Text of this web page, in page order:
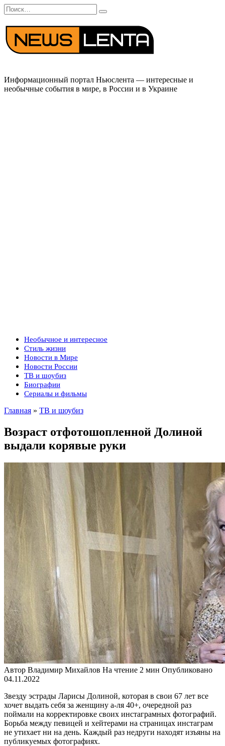
Перейти
к
содержанию
Search
for:
Информационный портал Ньюслента — интересные и
необычные события в мире, в России и в Украине
Необычное и интересное
Стиль жизни
Новости в Мире
Новости России
ТВ и шоубиз
Биографии
Сериалы и фильмы
Главная » ТВ и шоубиз
Возраст отфотошопленной Долиной
выдали корявые руки
Автор Владимир Михайлов На чтение 2 мин Опубликовано
04.11.2022
Звезду эстрады Ларисы Долиной, которая в свои 67 лет все
хочет выдать себя за женщину а-ля 40+, очередной раз
поймали на корректировке своих инстаграмных фотографий.
Борьба между певицей и хейтерами на страницах инстаграм
не утихает ни на день. Каждый раз недруги находят изъяны на
публикуемых фотографиях.